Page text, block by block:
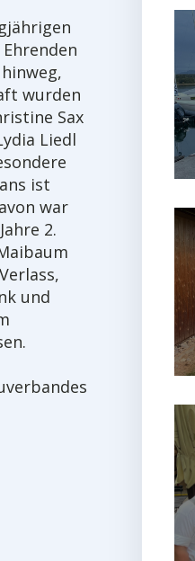
wurden
Sax
Liedl
ist
war
2.
und